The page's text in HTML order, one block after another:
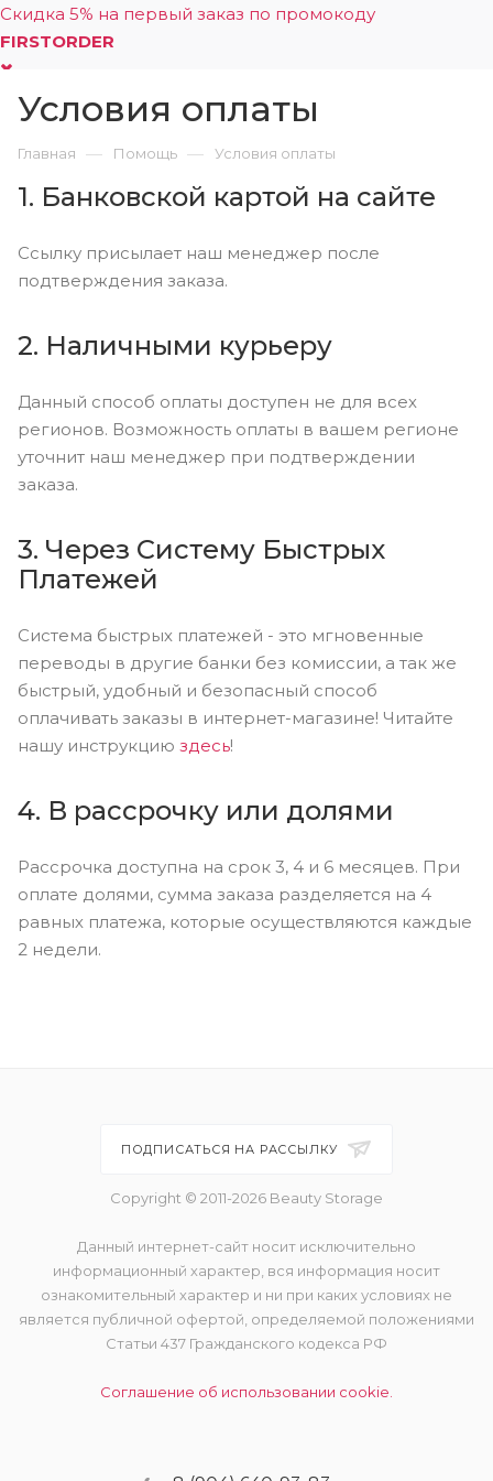
Скидка 5% на первый заказ по промокоду
FIRSTORDER
Условия оплаты
Главная — Помощь — Условия оплаты
1. Банковской картой на сайте
Ссылку присылает наш менеджер после
подтверждения заказа.
2. Наличными курьеру
Данный способ оплаты доступен не для всех
регионов. Возможность оплаты в вашем регионе
уточнит наш менеджер при подтверждении
заказа.
3. Через Систему Быстрых
Платежей
Система быстрых платежей - это мгновенные
переводы в другие банки без комиссии, а так же
быстрый, удобный и безопасный способ
оплачивать заказы в интернет-магазине! Читайте
нашу инструкцию здесь!
4. В рассрочку или долями
Рассрочка доступна на срок 3, 4 и 6 месяцев. При
оплате долями, сумма заказа разделяется на 4
равных платежа, которые осуществляются каждые
2 недели.
ПОДПИСАТЬСЯ НА РАССЫЛКУ
Copyright © 2011-2026 Beauty Storage
Данный интернет-сайт носит исключительно
информационный характер, вся информация носит
ознакомительный характер и ни при каких условиях не
является публичной офертой, определяемой положениями
Статьи 437 Гражданского кодекса РФ
Соглашение об использовании cookie.